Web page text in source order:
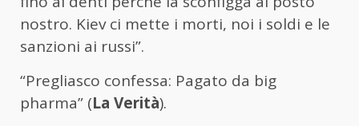
nostro. Kiev ci mette i morti, noi i soldi e le
sanzioni ai russi”.
“Pregliasco confessa: Pagato da big
pharma” (La Verità).